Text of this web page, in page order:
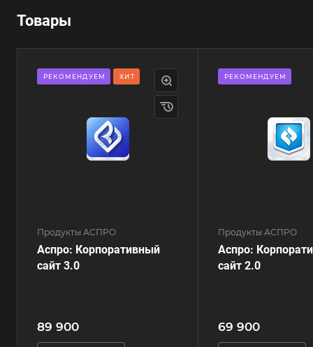
Товары
РЕКОМЕНДУЕМ ХИТ
Продукты АСПРО
Аспро: Корпоративный
сайт 3.0
89 900
РЕКОМЕНДУЕМ
Продукты АСПРО
Аспро:
сайт 2.0
69 900